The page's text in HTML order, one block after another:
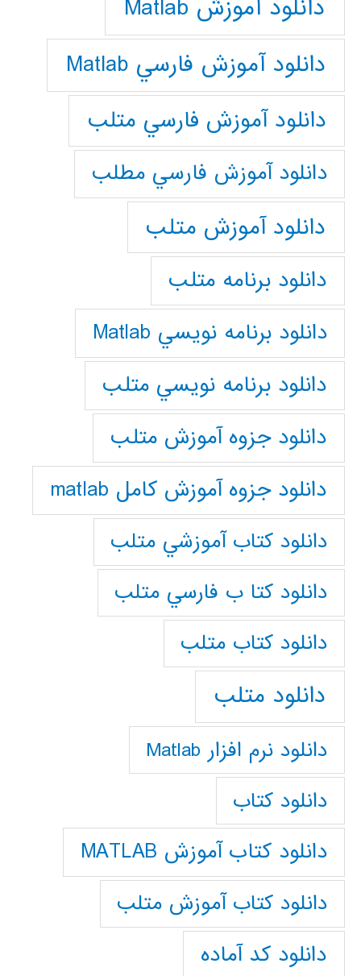
دانلود آموزش Matlab
دانلود آموزش فارسي Matlab
دانلود آموزش فارسي متلب
دانلود آموزش فارسي مطلب
دانلود آموزش متلب
دانلود برنامه متلب
دانلود برنامه نويسي Matlab
دانلود برنامه نويسي متلب
دانلود جزوه آموزش متلب
دانلود جزوه آموزش کامل matlab
دانلود كتاب آموزشي متلب
دانلود كتا ب فارسي متلب
دانلود كتاب متلب
دانلود متلب
دانلود نرم افزار Matlab
دانلود کتاب
دانلود کتاب آموزش MATLAB
دانلود کتاب آموزش متلب
دانلود کد آماده